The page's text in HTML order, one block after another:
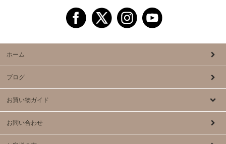
ホーム
ブログ
お買い物ガイド
お問い合わせ